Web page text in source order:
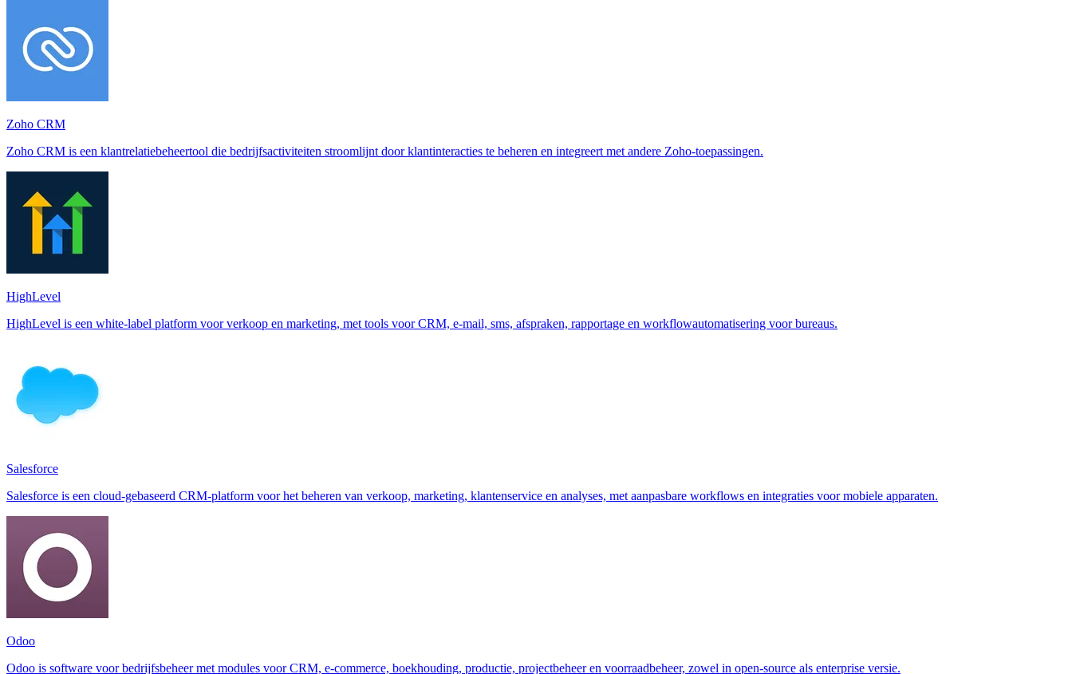
Zoho CRM
Zoho CRM is een klantrelatiebeheertool die bedrijfsactiviteiten stroomlijnt door klantinteracties te beheren en integreert met andere Zoho-toepassingen.
HighLevel
HighLevel is een white-label platform voor verkoop en marketing, met tools voor CRM, e-mail, sms, afspraken, rapportage en workflowautomatisering voor bureaus.
Salesforce
Salesforce is een cloud-gebaseerd CRM-platform voor het beheren van verkoop, marketing, klantenservice en analyses, met aanpasbare workflows en integraties voor mobiele apparaten.
Odoo
Odoo is software voor bedrijfsbeheer met modules voor CRM, e-commerce, boekhouding, productie, projectbeheer en voorraadbeheer, zowel in open-source als enterprise versie.